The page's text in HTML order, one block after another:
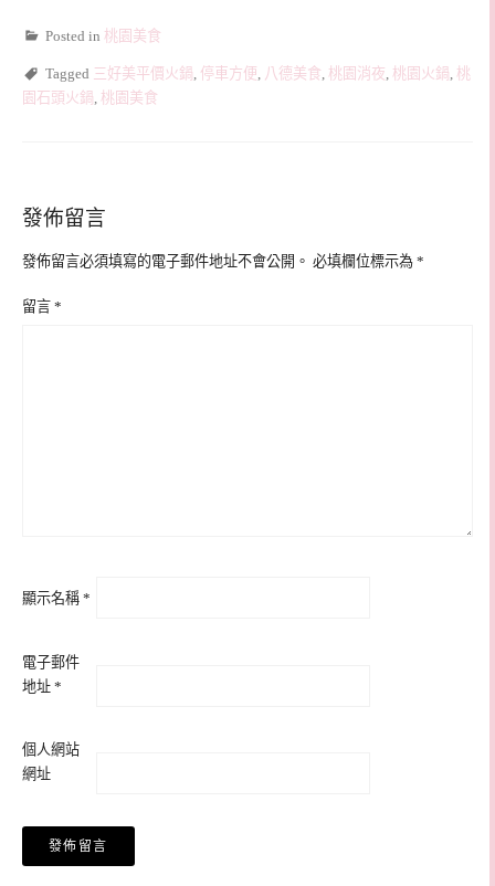
Posted in 桃園美食
Tagged 三好美平價火鍋 , 停車方便, 八德美食, 桃園消夜, 桃園火鍋 , 桃
園石頭火鍋 , 桃園美食
發佈留言
發佈留言必須填寫的電子郵件地址不會公開。 必填欄位標示為 *
留言 *
顯示名稱 *
電子郵件
地址 *
個人網站
網址